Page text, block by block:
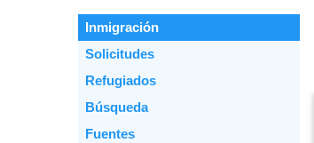
Inmigración
Solicitudes
Refugiados
Вúsqueda
Fuentes